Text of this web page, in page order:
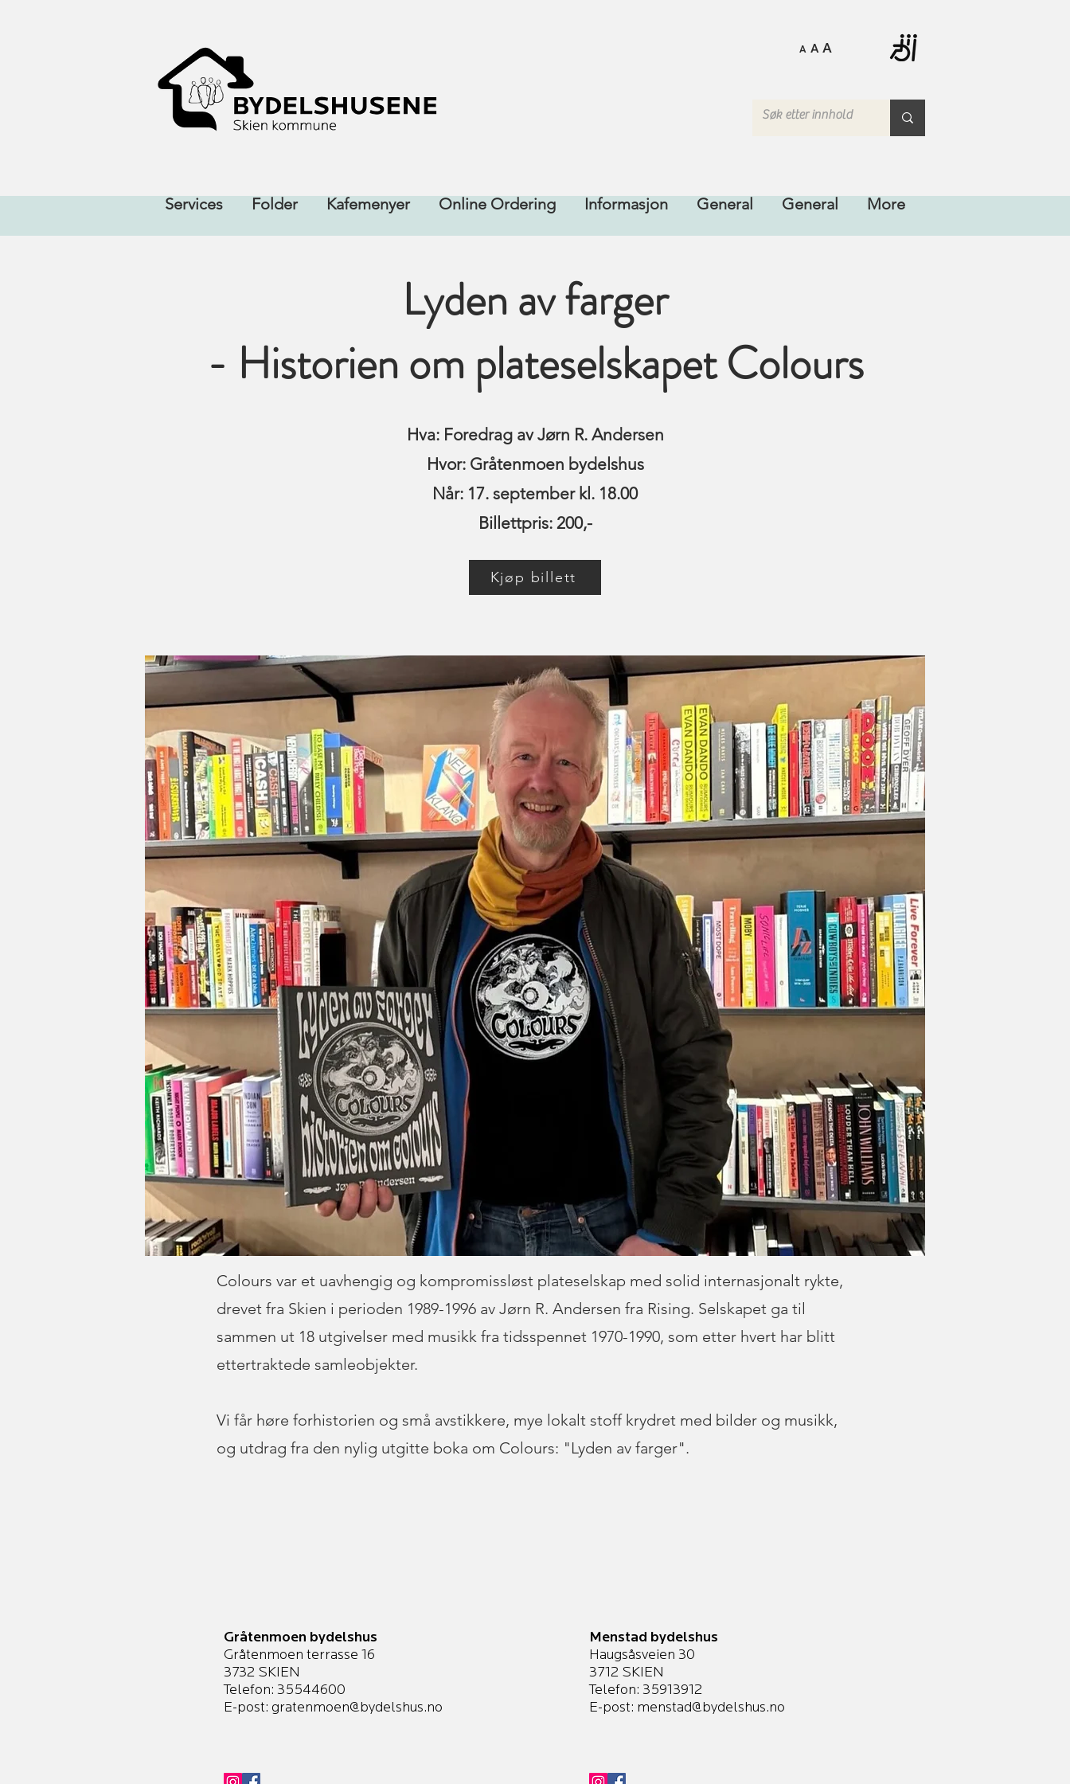
A A A
Services Folder Kafemenyer Online Ordering Informasjon General General More
Lyden av farger
- Historien om plateselskapet Colours
Hva: Foredrag av Jørn R. Andersen
Hvor: Gråtenmoen bydelshus
Når: 17. september kl. 18.00
Billettpris: 200,-
Kjøp billett
Colours var et uavhengig og kompromissløst plateselskap med solid internasjonalt rykte,
drevet fra Skien i perioden 1989-1996 av Jørn R. Andersen fra Rising. Selskapet ga til
sammen ut 18 utgivelser med musikk fra tidsspennet 1970-1990, som etter hvert har blitt
ettertraktede samleobjekter.
Vi får høre forhistorien og små avstikkere, mye lokalt stoff krydret med bilder og musikk,
og utdrag fra den nylig utgitte boka om Colours: "Lyden av farger".
Gråtenmoen bydelshus
Gråtenmoen terrasse 16
3732 SKIEN
Telefon: 35544600
E-post: gratenmoen@bydelshus.no
Menstad bydelshus
Haugsåsveien 30
3712 SKIEN
Telefon: 35913912
E-post: menstad@bydelshus.no